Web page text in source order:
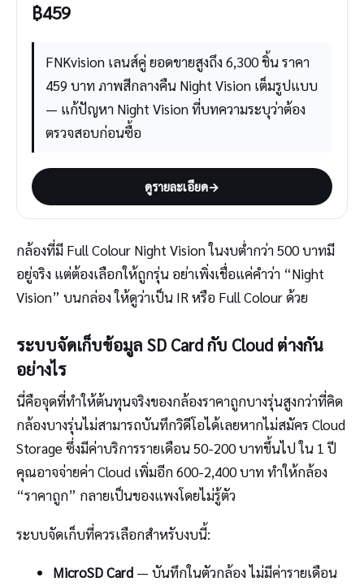
฿459
FNKvision เลนส์คู่ ยอดขายสูงถึง 6,300 ชิ้น ราคา
459 บาท ภาพสีกลางคืน Night Vision เต็มรูปแบบ
— แก้ปัญหา Night Vision ที่บทความระบุว่าต้อง
ตรวจสอบก่อนซื้อ
ดูรายละเอียด→
กล้องที่มี Full Colour Night Vision ในงบต่ำกว่า 500 บาทมี
อยู่จริง แต่ต้องเลือกให้ถูกรุ่น อย่าเพิ่งเชื่อแค่คำว่า “Night
Vision” บนกล่อง ให้ดูว่าเป็น IR หรือ Full Colour ด้วย
ระบบจัดเก็บข้อมูล SD Card กับ Cloud ต่างกัน
อย่างไร
นี่คือจุดที่ทำให้ต้นทุนจริงของกล้องราคาถูกบางรุ่นสูงกว่าที่คิด
กล้องบางรุ่นไม่สามารถบันทึกวิดีโอได้เลยหากไม่สมัคร Cloud
Storage ซึ่งมีค่าบริการรายเดือน 50-200 บาทขึ้นไป ใน 1 ปี
คุณอาจจ่ายค่า Cloud เพิ่มอีก 600-2,400 บาท ทำให้กล้อง
“ราคาถูก” กลายเป็นของแพงโดยไม่รู้ตัว
ระบบจัดเก็บที่ควรเลือกสำหรับงบนี้:
MicroSD Card— บันทึกในตัวกล้อง ไม่มีค่ารายเดือน